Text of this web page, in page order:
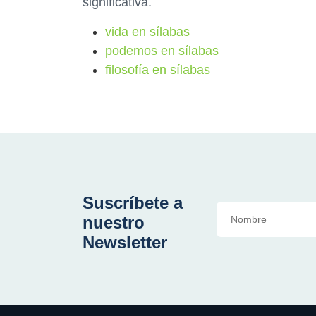
vida en sílabas
podemos en sílabas
filosofía en sílabas
Suscríbete a
nuestro
Newsletter